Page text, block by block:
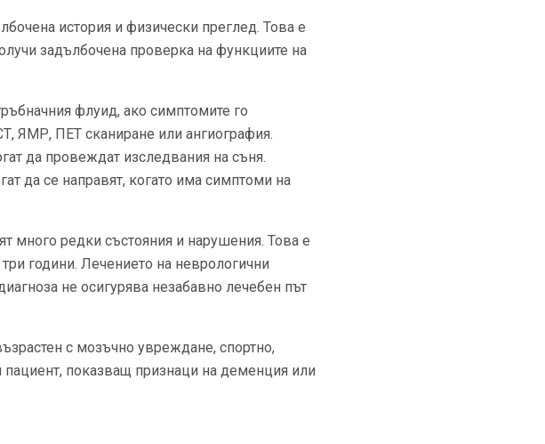
история и физически преглед. Това е
задълбочена проверка на функциите на
флуид, ако симптомите го
ЯМР, ПЕТ сканиране или ангиография.
да провеждат изследвания на съня.
да се направят, когато има симптоми на
много редки състояния и нарушения. Това е
години. Лечението на неврологични
не осигурява незабавно лечебен път
с мозъчно увреждане, спортно,
показващ признаци на деменция или